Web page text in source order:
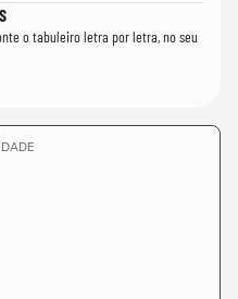
o tabuleiro letra por letra, no seu